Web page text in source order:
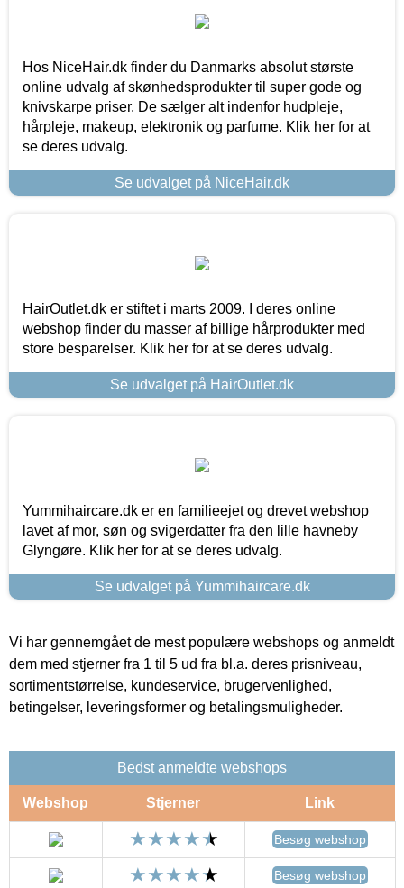
Hos NiceHair.dk finder du Danmarks absolut største
online udvalg af skønhedsprodukter til super gode og
knivskarpe priser. De sælger alt indenfor hudpleje,
hårpleje, makeup, elektronik og parfume. Klik her for at
se deres udvalg.
Se udvalget på NiceHair.dk
HairOutlet.dk er stiftet i marts 2009. I deres online
webshop finder du masser af billige hårprodukter med
store besparelser. Klik her for at se deres udvalg.
Se udvalget på HairOutlet.dk
Yummihaircare.dk er en familieejet og drevet webshop
lavet af mor, søn og svigerdatter fra den lille havneby
Glyngøre. Klik her for at se deres udvalg.
Se udvalget på Yummihaircare.dk
Vi har gennemgået de mest populære webshops og anmeldt
dem med stjerner fra 1 til 5 ud fra bl.a. deres prisniveau,
sortimentstørrelse, kundeservice, brugervenlighed,
betingelser, leveringsformer og betalingsmuligheder.
Bedst anmeldte webshops
Webshop Stjerner Link
Besøg webshop
Besøg webshop